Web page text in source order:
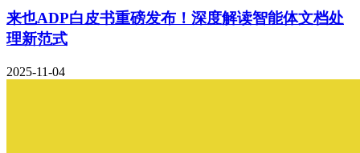
来也ADP白皮书重磅发布！深度解读智能体文档处
理新范式
2025-11-04